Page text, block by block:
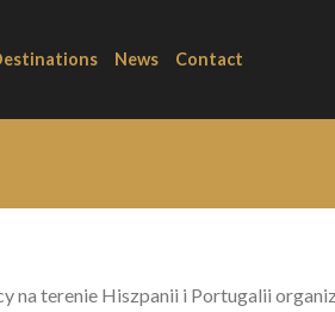
News Contact
na terenie Hiszpanii i Portugalii